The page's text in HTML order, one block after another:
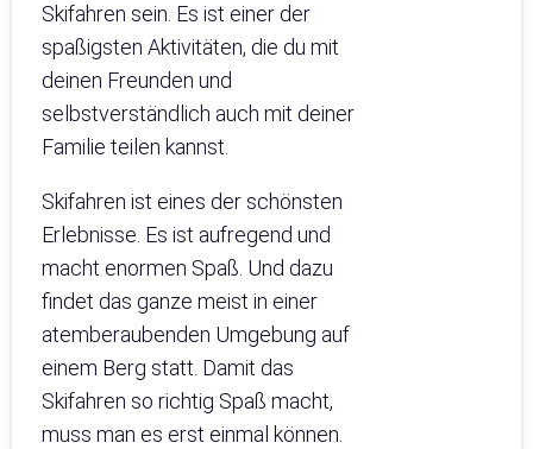
Skifahren sein. Es ist einer der
spaßigsten Aktivitäten, die du mit
deinen Freunden und
selbstverständlich auch mit deiner
Familie teilen kannst.
Skifahren ist eines der schönsten
Erlebnisse. Es ist aufregend und
macht enormen Spaß. Und dazu
findet das ganze meist in einer
atemberaubenden Umgebung auf
einem Berg statt. Damit das
Skifahren so richtig Spaß macht,
muss man es erst einmal können.